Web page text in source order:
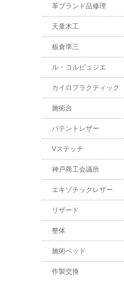
革ブランド品修理
天童木工
板倉準三
ル・コルビュジエ
カイロプラクティック
施術台
パテントレザー
Vステッチ
神戸商工会議所
エキゾチックレザー
リザード
整体
施術ベッド
作製交換